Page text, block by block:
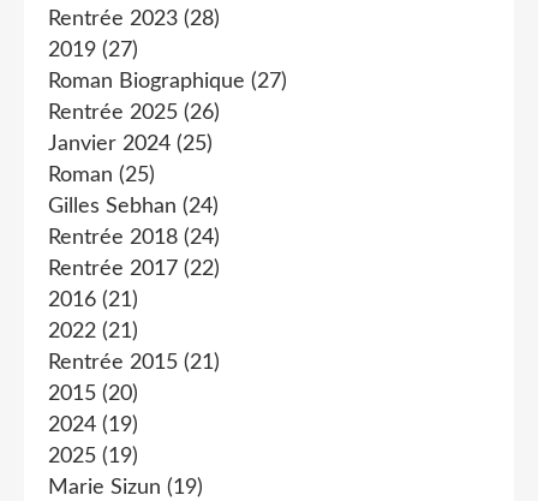
Rentrée 2023 (28)
2019 (27)
Roman Biographique (27)
Rentrée 2025 (26)
Janvier 2024 (25)
Roman (25)
Gilles Sebhan (24)
Rentrée 2018 (24)
Rentrée 2017 (22)
2016 (21)
2022 (21)
Rentrée 2015 (21)
2015 (20)
2024 (19)
2025 (19)
Marie Sizun (19)